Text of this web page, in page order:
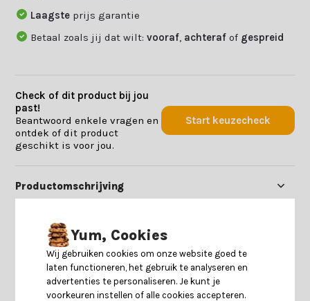
Laagste prijs garantie
Betaal zoals jij dat wilt:vooraf achteraf of gespreid
Check of dit product bij jou
past!
Beantwoord enkele vragen en
ontdek of dit product
geschikt is voor jou.
Start keuzecheck
Productomschrijving
Specificaties
Reviews
Yum, Cookies
Wij gebruiken cookies om onze website goed te
laten functioneren, het gebruik te analyseren en
advertenties te personaliseren. Je kunt je
voorkeuren instellen of alle cookies accepteren.